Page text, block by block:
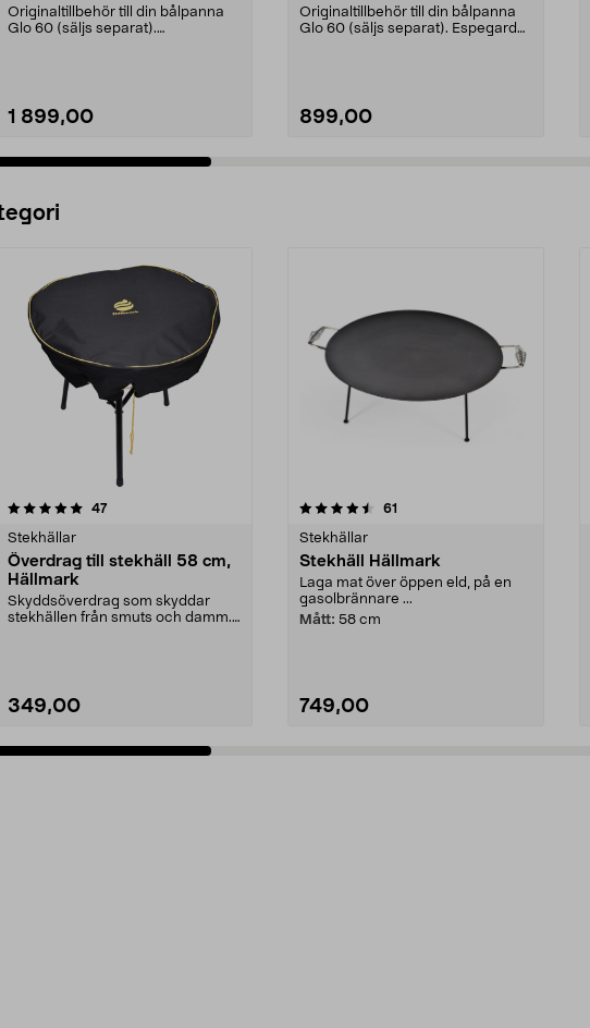
Originaltillbehör till din bålpanna
Glo 60 (säljs separat).
1 899,00
Originaltillbehör till din bålpanna
Glo 60 (säljs separat). Espegard
899,00
47recensioner
Stekhällar
Överdrag till stekhäll 58 cm,
Hällmark
Skyddsöverdrag som skyddar
stekhällen från smuts och damm.
349,00
4.5 av 5 stjärnor 61
Stekhällar
Stekhäll Hällmark
Laga mat över öppen eld, på en
gasolbrännare ...
Mått: 58 cm
749,00
5.0 av 5 stjärnor